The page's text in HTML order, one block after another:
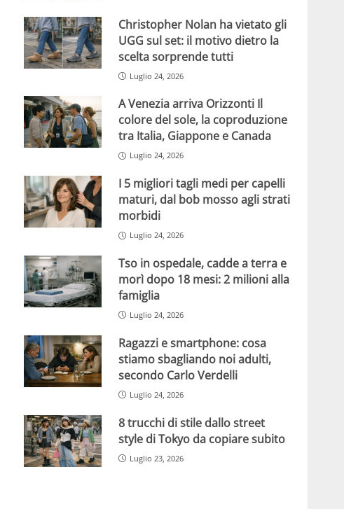
Christopher Nolan ha vietato gli
UGG sul set: il motivo dietro la
scelta sorprende tutti
Luglio 24, 2026
A Venezia arriva Orizzonti Il
colore del sole, la coproduzione
tra Italia, Giappone e Canada
Luglio 24, 2026
I 5 migliori tagli medi per capelli
maturi, dal bob mosso agli strati
morbidi
Luglio 24, 2026
Tso in ospedale, cadde a terra e
morì dopo 18 mesi: 2 milioni alla
famiglia
Luglio 24, 2026
Ragazzi e smartphone: cosa
stiamo sbagliando noi adulti,
secondo Carlo Verdelli
Luglio 24, 2026
8 trucchi di stile dallo street
style di Tokyo da copiare subito
Luglio 23, 2026